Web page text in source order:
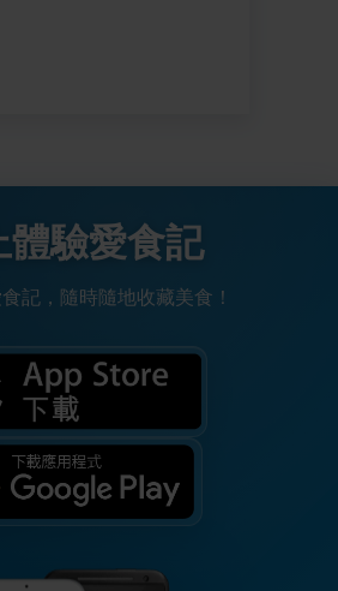
體驗愛食記
記，隨時隨地收藏美食！